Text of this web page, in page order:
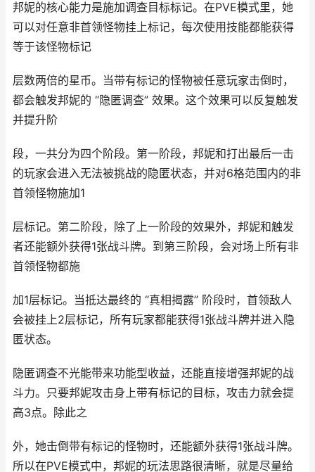
邦妮的核心能力是施加调查目标标记。在PVE模式里，她
可以对任意非首领怪物挂上标记，每次使用技能都能获得
等于该怪物标记
层数两倍的星币。当带有标记的怪物被任意玩家击倒时，
都会触发邦妮的 “隐匿调查” 效果。这个效果可以反复触发
并提升阶
段，一共分为四个阶段。第一阶段，邦妮和打出最后一击
的玩家会进入无法被挑战的隐匿状态，并对6格范围内的非
首领怪物施加1
层标记。第二阶段，除了上一阶段的效果外，邦妮和触发
者还能额外获得1张战斗牌。到第三阶段，会对场上所有非
首领怪物都施
加1层标记。当抵达最终的 “真相揭露” 阶段时，首领敌人
会被挂上2层标记，所有玩家都能获得1张战斗牌并进入隐
匿状态。
隐匿调查不光能带来功能型收益，还能直接增强邦妮的战
斗力。只要邦妮攻击身上带有标记的目标，攻击力就会提
高3点。除此之
外，她击倒带有标记的怪物时，还能额外获得1张战斗牌。
所以在PVE模式中，邦妮的玩法思路很清晰，就是尽量给